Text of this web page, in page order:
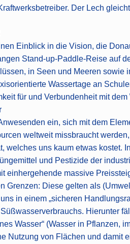
Der Lech
Einblick in die Vision, die
Stand-up-Paddle-Reise auf
in Seen und Meeren sowie
Wassertage an
für und Verbundenheit mit dem
ein, sich mit dem
weltweit missbraucht
welches uns kaum etwas kostet.
und Pestizide der
einhergehende massive
Grenzen: Diese gelten als
in einem „sicheren
Hierunter
Wasser“ (Wasser in Pflanzen,
Nutzung von Flächen und damit